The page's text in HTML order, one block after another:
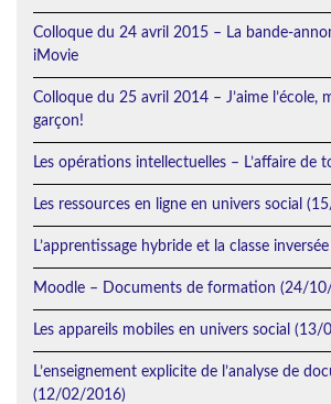
Colloque du 24 avril 2015 – La bande-
iMovie
Colloque du 25 avril 2014 – J’aime l’école,
garçon!
Les opérations intellectuelles – L’affaire de
Les ressources en ligne en univers social
L’apprentissage hybride et la classe
Moodle – Documents de formation (24/
Les appareils mobiles en univers social (13/
L’enseignement explicite de l’analyse de
(12/02/2016)